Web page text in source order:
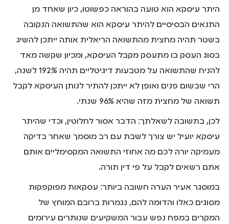
היתר עיסקא הוא טועה בהוראה כפשוטו, כיון שאחד מן
התנאים הבסיסיים להיתר עיסקא הוא שהתשואה הנקובה
בשטר תהיה מחצית מהתשואה הריאלית אותה ייתכן להשיג
בסוג העסק בו מתעסק מקבל העיסקא, ומכיון שקשה מאד
להניח שהתשואה על מטבעות דיגיטליים תהיה 192% לשנה,
הרי שבשום פנים ואופן לא ייתכן להתיר לנותן העיסקא לקבל
תשואה של מחצית מזה שהיא 96% שנתי.
לכן, בתשובה לשאלתך: הדבר אסור לחלוטין, וכדי שהיתר
עיסקא יועיל יש צורך לשבת עם רב מוסמך שאחר בדיקה
מעמיקה יורה לכם מה אחוזי התשואה המקסימליים אותם
אתם רשאים לקבל על פי דין תורה.
במוסגר אעיר הערה חשובה ביותר: עסקאות מפוקפקות
מסוגים כאלו והדומה להם, נגמרות ברובם המוחץ של
המקרים במפח נפש עבור המשקיעים שנותרים עירומים